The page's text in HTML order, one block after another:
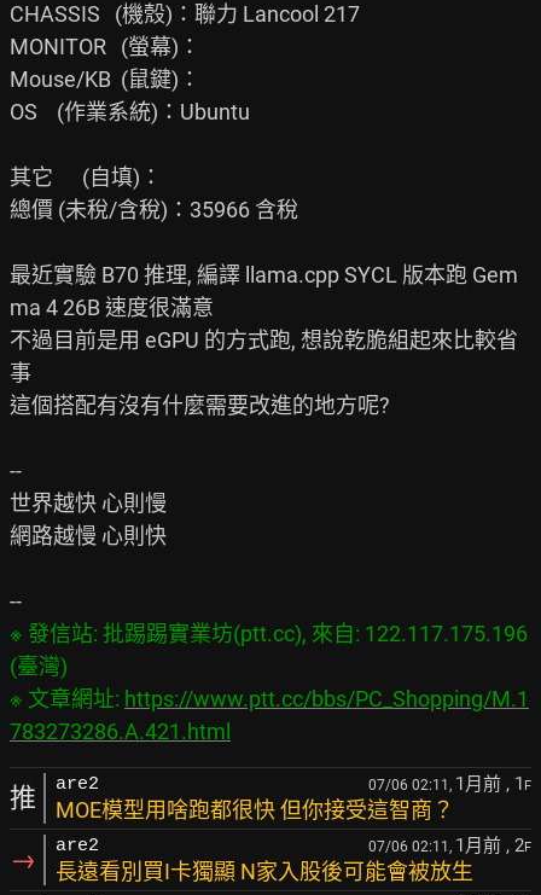
CHASSIS   (機殼)：聯力 Lancool 217
MONITOR   (螢幕)：
Mouse/KB  (鼠鍵)：
OS    (作業系統)：Ubuntu
其它      (自填)：
總價 (未稅/含稅)：35966 含稅
最近實驗 B70 推理, 編譯 llama.cpp SYCL 版本跑 Gem
ma 4 26B 速度很滿意
不過目前是用 eGPU 的方式跑, 想說乾脆組起來比較省
事
這個搭配有沒有什麼需要改進的地方呢?
--
世界越快 心則慢
網路越慢 心則快
※ 發信站: 批踢踢實業坊(ptt.cc), 來自: 122.117.175.196
(臺灣)
※ 文章網址: https://www.ptt.cc/bbs/PC_Shopping/M.1
783273286.A.421.html
推 are2 07/06 02:11, 1月前 , 1 F
MOE模型用啥跑都很快 但你接受這智商？
→ are2 07/06 02:11, 1月前 , 2F
長遠看別買I卡獨顯 N家入股後可能會被放生